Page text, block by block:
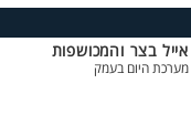
אייל בצר והמכושפות
מערכת היום בעמק